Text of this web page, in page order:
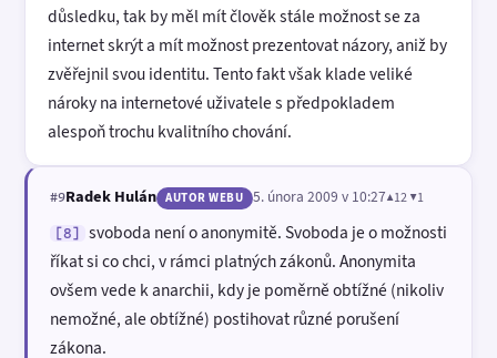
důsledku, tak by měl mít člověk stále možnost se za
internet skrýt a mít možnost prezentovat názory, aniž by
zvěřejnil svou identitu. Tento fakt však klade veliké
nároky na internetové uživatele s předpokladem
alespoň trochu kvalitního chování.
#9Radek Hulán AUTOR WEBU 5. února 2009 v 10:27▲12 ▼1
[8]
svoboda není o anonymitě. Svoboda je o možnosti
říkat si co chci, v rámci platných zákonů. Anonymita
ovšem vede k anarchii, kdy je poměrně obtížné (nikoliv
nemožné, ale obtížné) postihovat různé porušení
zákona.